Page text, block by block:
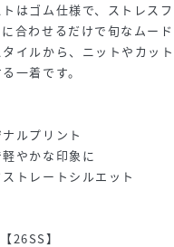
はゴム仕様で、ストレス
合わせるだけで旬なムー
イルから、ニットやカッ
一着です。
ルプリント
やかな印象に
トレートシルエット
26SS】